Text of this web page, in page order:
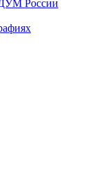
России